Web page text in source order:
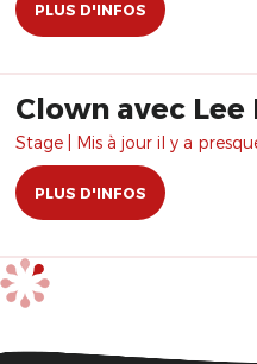
PLUS D'INFOS
Clown avec Lee
Stage | Mis à jour il y a
PLUS D'INFOS